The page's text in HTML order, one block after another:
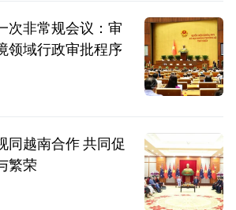
次非常规会议：审
领域行政审批程序
同越南合作 共同促
繁荣